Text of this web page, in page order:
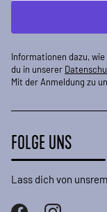
Informationen dazu,
du in unserer
Mit der Anmeldung zu
FOLGE UNS
Lass dich von